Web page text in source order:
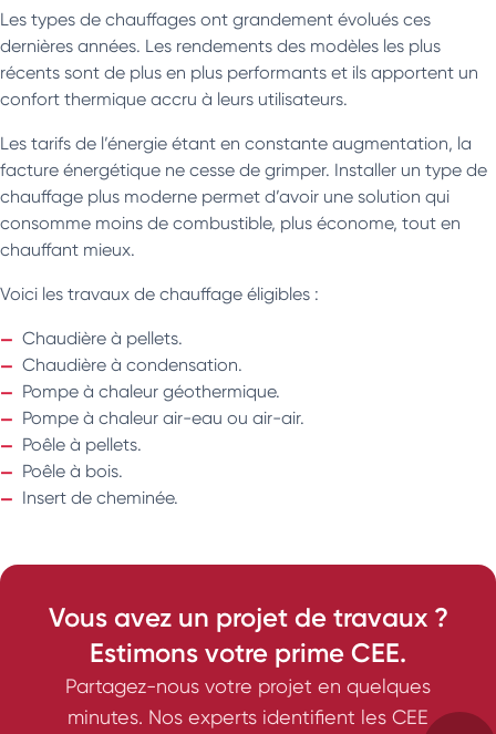
Les types de chauffages ont grandement évolués ces
dernières années. Les rendements des modèles les plus
récents sont de plus en plus performants et ils apportent un
confort thermique accru à leurs utilisateurs.
Les tarifs de l’énergie étant en constante augmentation, la
facture énergétique ne cesse de grimper. Installer un type de
chauffage plus moderne permet d’avoir une solution qui
consomme moins de combustible, plus économe, tout en
chauffant mieux.
Voici les travaux de chauffage éligibles :
Chaudière à pellets.
Chaudière à condensation.
Pompe à chaleur géothermique.
Pompe à chaleur air-eau ou air-air.
Poêle à pellets.
Poêle à bois.
Insert de cheminée.
Vous avez un projet de travaux ?
Estimons votre prime CEE.
Partagez-nous votre projet en quelques
minutes. Nos experts identifient les CEE